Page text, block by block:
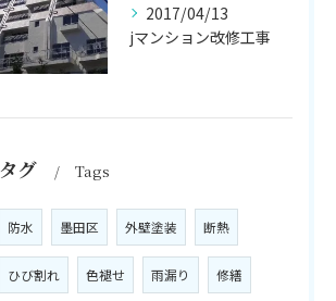
2017/04/13
jマンション改修工事
タグ Tags
防水 墨田区 外壁塗装 断熱
ひび割れ 色褪せ 雨漏り 修繕